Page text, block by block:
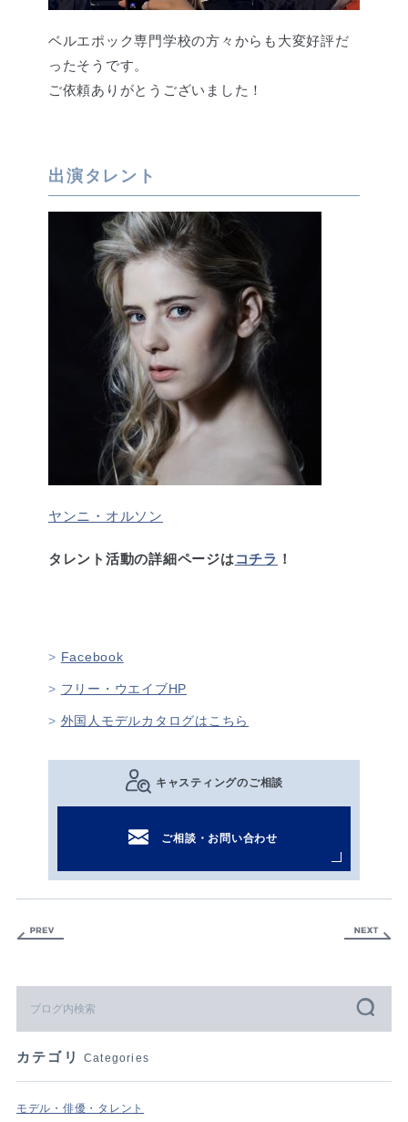
ベルエポック専門学校の方々からも大変好評だ
ったそうです。
ご依頼ありがとうございました！
出演タレント
ヤンニ・オルソン
タレント活動の詳細ページはコチラ ！
Facebook
フリー・ウエイブHP
外国人モデルカタログはこちら
キャスティングのご相談
ご相談・お問い合わせ
カテゴリ Categories
モデル・俳優・タレント